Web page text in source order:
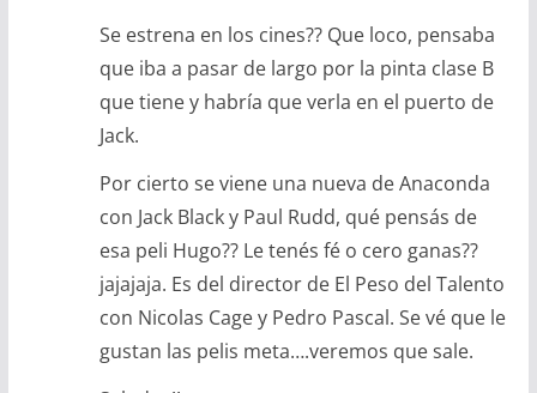
Se estrena en los cines?? Que loco, pensaba
que iba a pasar de largo por la pinta clase B
que tiene y habría que verla en el puerto de
Jack.
Por cierto se viene una nueva de Anaconda
con Jack Black y Paul Rudd, qué pensás de
esa peli Hugo?? Le tenés fé o cero ganas??
jajajaja. Es del director de El Peso del Talento
con Nicolas Cage y Pedro Pascal. Se vé que le
gustan las pelis meta….veremos que sale.